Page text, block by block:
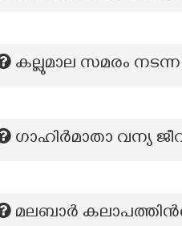
കല്ലുമാല സമരം
ഗാഹിർമാതാ വന്യ
മലബാര്‍